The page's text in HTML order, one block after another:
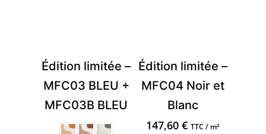
Édition limitée –
MFC03 BLEU +
MFC03B BLEU
Édition limitée –
MFC04 Noir et
Blanc
147,60€ TTC / m²